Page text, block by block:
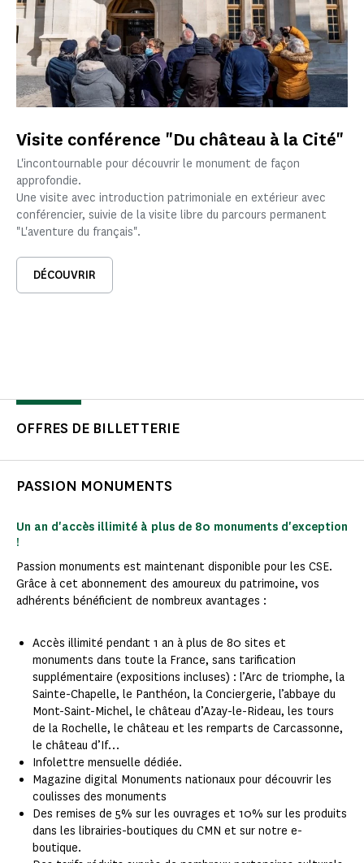
Visite conférence "Du château à la Cité"
L'incontournable pour découvrir le monument de façon
approfondie.
Une visite avec introduction patrimoniale en extérieur avec
conférencier, suivie de la visite libre du parcours permanent
"L'aventure du français".
DÉCOUVRIR
OFFRES DE BILLETTERIE
PASSION MONUMENTS
Un an d'accès illimité à plus de 80 monuments d'exception
!
Passion monuments est maintenant disponible pour les CSE.
Grâce à cet abonnement des amoureux du patrimoine, vos
adhérents bénéficient de nombreux avantages :
Accès illimité pendant 1 an à plus de 80 sites et
monuments dans toute la France, sans tarification
supplémentaire (expositions incluses) : l’Arc de triomphe, la
Sainte-Chapelle, le Panthéon, la Conciergerie, l’abbaye du
Mont-Saint-Michel, le château d’Azay-le-Rideau, les tours
de la Rochelle, le château et les remparts de Carcassonne,
le château d’If…
Infolettre mensuelle dédiée.
Magazine digital Monuments nationaux pour découvrir les
coulisses des monuments
Des remises de 5% sur les ouvrages et 10% sur les produits
dans les librairies-boutiques du CMN et sur notre e-
boutique.